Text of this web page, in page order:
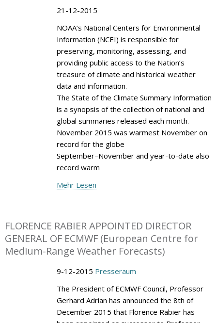
21-12-2015
NOAA’s National Centers for Environmental
Information (NCEI) is responsible for
preserving, monitoring, assessing, and
providing public access to the Nation’s
treasure of climate and historical weather
data and information.
The State of the Climate Summary Information
is a synopsis of the collection of national and
global summaries released each month.
November 2015 was warmest November on
record for the globe
September–November and year-to-date also
record warm
Mehr Lesen
FLORENCE RABIER APPOINTED DIRECTOR
GENERAL OF ECMWF (European Centre for
Medium-Range Weather Forecasts)
9-12-2015 Presseraum
The President of ECMWF Council, Professor
Gerhard Adrian has announced the 8th of
December 2015 that Florence Rabier has